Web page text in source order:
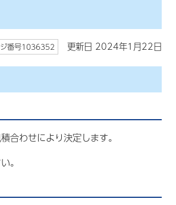
番号1036352 更新日 2024年1月22日
合わせにより決定します。
。